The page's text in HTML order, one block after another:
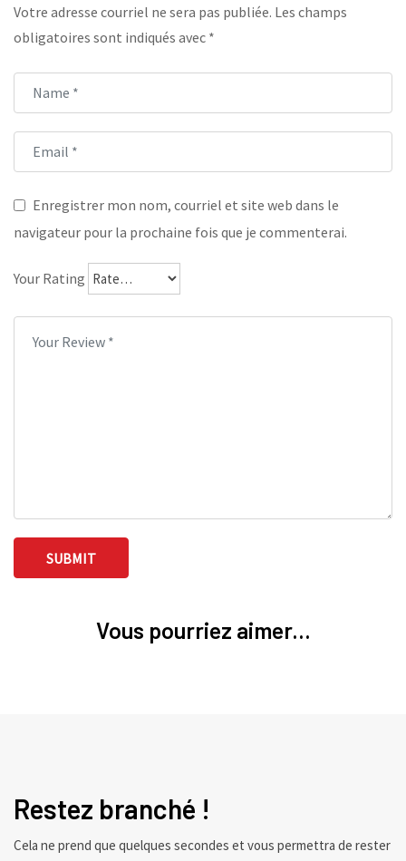
Votre adresse courriel ne sera pas publiée. Les champs
obligatoires sont indiqués avec *
Enregistrer mon nom, courriel et site web dans le
navigateur pour la prochaine fois que je commenterai.
Your Rating
Vous pourriez aimer...
Restez branché !
Cela ne prend que quelques secondes et vous permettra de rester